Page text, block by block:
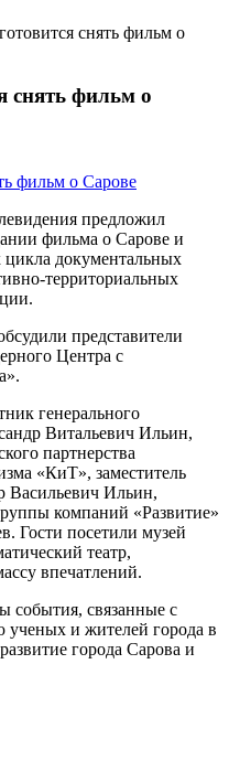
снять фильм о
снять фильм о
предложил
фильма о Сарове и
документальных
территориальных
представители
Центра с
генерального
Витальевич Ильин,
партнерства
«КиТ», заместитель
Васильевич Ильин,
компаний «Развитие»
Гости посетили музей
театр,
впечатлений.
события, связанные с
ученых и жителей города в
города Сарова и